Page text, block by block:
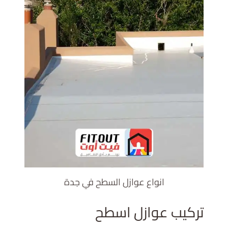
انواع عوازل السطح في جدة
تركيب عوازل اسطح